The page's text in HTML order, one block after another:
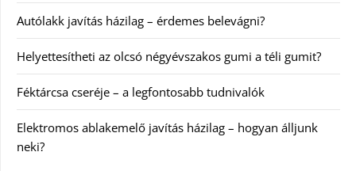
Autólakk javítás házilag – érdemes belevágni?
Helyettesítheti az olcsó négyévszakos gumi a téli gumit?
Féktárcsa cseréje – a legfontosabb tudnivalók
Elektromos ablakemelő javítás házilag – hogyan álljunk
neki?